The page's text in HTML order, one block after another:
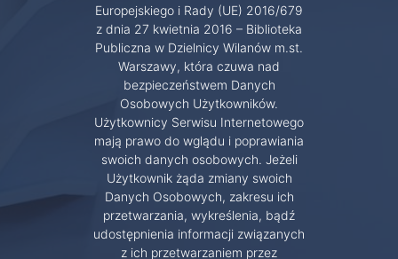
Europejskiego i Rady (UE) 2016/679
z dnia 27 kwietnia 2016 – Biblioteka
Publiczna w Dzielnicy Wilanów m.st.
Warszawy, która czuwa nad
bezpieczeństwem Danych
Osobowych Użytkowników.
Użytkownicy Serwisu Internetowego
mają prawo do wglądu i poprawiania
swoich danych osobowych. Jeżeli
Użytkownik żąda zmiany swoich
Danych Osobowych, zakresu ich
przetwarzania, wykreślenia, bądź
udostępnienia informacji związanych
z ich przetwarzaniem przez